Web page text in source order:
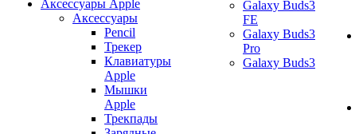
Аксессуары Apple
Аксессуары
Pencil
Трекер
Клавиатуры
Apple
Мышки
Apple
Трекпады
Galaxy Buds3
FE
Galaxy Buds3
Pro
Galaxy Buds3